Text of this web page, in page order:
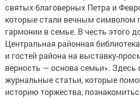
святых благоверных Петра и
которые стали вечным символом
гармонии в семье. В честь этого
Центральная районная
и гостей района на выставку-
верность — основа семьи». Здесь
журнальные статьи, которые
историю торжества,